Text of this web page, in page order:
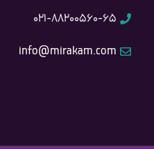
۰۲۱-۸۸۲۰۰۵۶۰-۶۵
info@mirakam.com